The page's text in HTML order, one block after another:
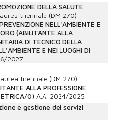
DELLA SALUTE
triennale (DM 270)
NELL'AMBIENTE E
(ABILITANTE ALLA
DI TECNICO DELLA
E NEI LUOGHI DI
2027
triennale (DM 270)
ALLA PROFESSIONE
O) A.A. 2024/2025
e gestione dei servizi